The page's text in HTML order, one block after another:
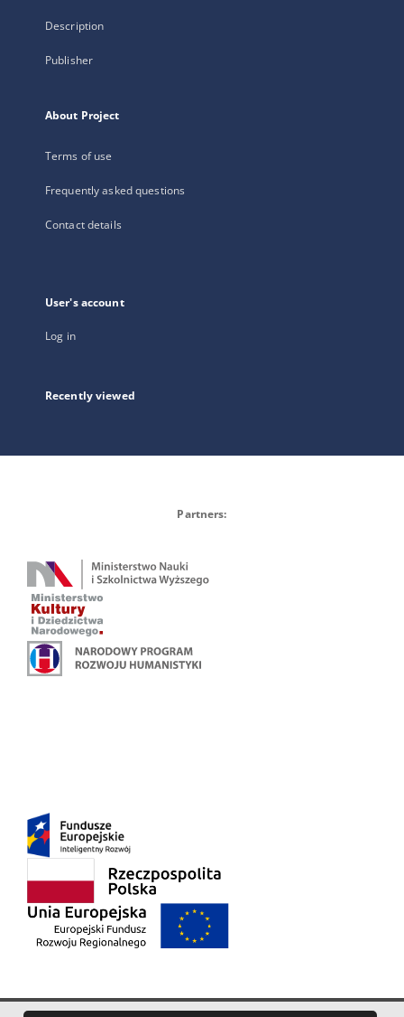
Description
Publisher
About Project
Terms of use
Frequently asked questions
Contact details
User's account
Log in
Recently viewed
Partners: